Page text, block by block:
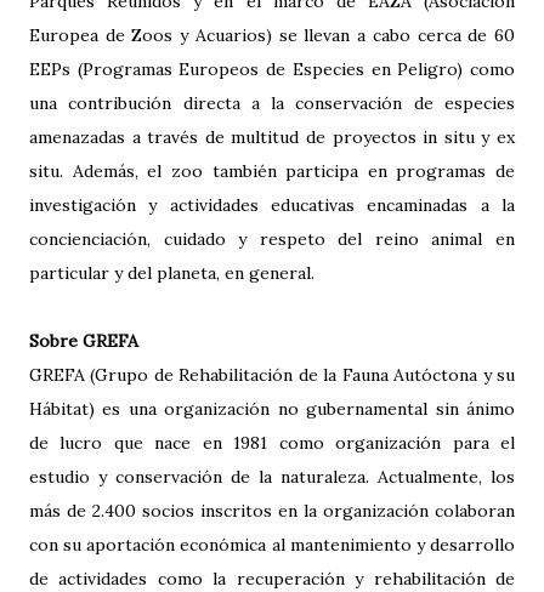
Europea de Zoos y Acuarios) se llevan a cabo cerca de 60
EEPs (Programas Europeos de Especies en Peligro) como
una contribución directa a la conservación de especies
amenazadas a través de multitud de proyectos in situ y ex
situ. Además, el zoo también participa en programas de
investigación y actividades educativas encaminadas a la
concienciación, cuidado y respeto del reino animal en
particular y del planeta, en general.
Sobre GREFA
GREFA (Grupo de Rehabilitación de la Fauna Autóctona y su
Hábitat) es una organización no gubernamental sin ánimo
de lucro que nace en 1981 como organización para el
estudio y conservación de la naturaleza. Actualmente, los
más de 2.400 socios inscritos en la organización colaboran
con su aportación económica al mantenimiento y desarrollo
de actividades como la recuperación y rehabilitación de